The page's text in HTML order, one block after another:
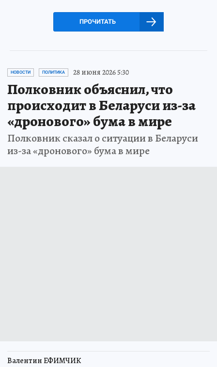
ПРОЧИТАТЬ
НОВОСТИ ПОЛИТИКА 28 июня 2026 5:30
Полковник объяснил, что
происходит в Беларуси из-за
«дронового» бума в мире
Полковник сказал о ситуации в Беларуси
из-за «дронового» бума в мире
Валентин ЕФИМЧИК